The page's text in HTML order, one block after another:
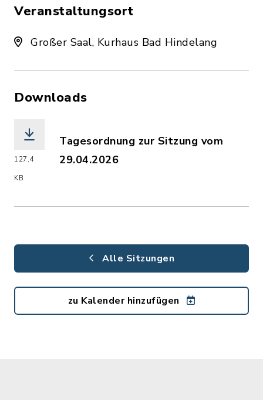
Veranstaltungsort
Großer Saal, Kurhaus Bad Hindelang
Downloads
127,4
KB
Tagesordnung zur Sitzung vom
29.04.2026
Alle Sitzungen
zu Kalender hinzufügen